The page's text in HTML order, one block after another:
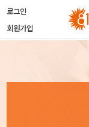
로그인
회원가입